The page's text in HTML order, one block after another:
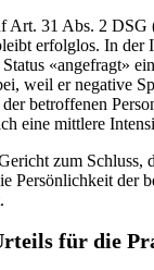
Art. 31 Abs. 2 DSG
erfolglos. In der
«angefragt»
weil er negative
betroffenen
eine mittlere
zum Schluss,
Persönlichkeit der
für die